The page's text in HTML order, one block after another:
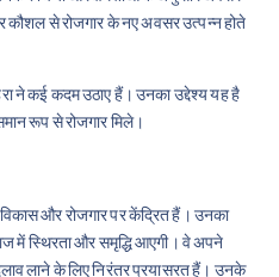
कौशल से रोजगार के नए अवसर उत्पन्न होते
ने कई कदम उठाए हैं। उनका उद्देश्य यह है
रूप से रोजगार मिले।
विकास और रोजगार पर केंद्रित हैं। उनका
में स्थिरता और समृद्धि आएगी। वे अपने
लाने के लिए निरंतर प्रयासरत हैं। उनके